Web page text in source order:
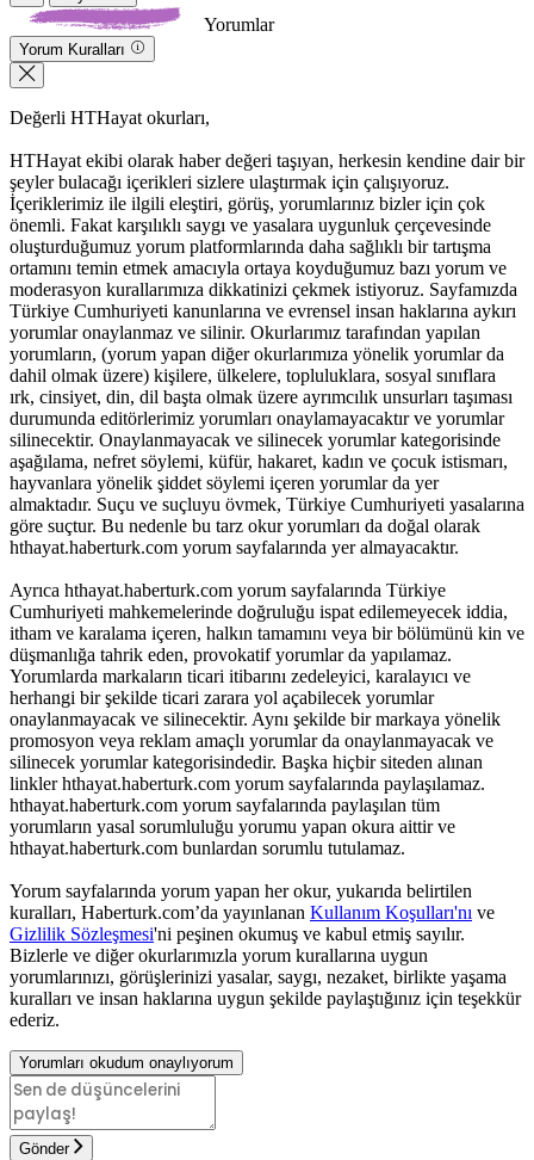
Yorumlar
Yorum Kuralları
Değerli HTHayat okurları,
HTHayat ekibi olarak haber değeri taşıyan, herkesin kendine dair bir
şeyler bulacağı içerikleri sizlere ulaştırmak için çalışıyoruz.
İçeriklerimiz ile ilgili eleştiri, görüş, yorumlarınız bizler için çok
önemli. Fakat karşılıklı saygı ve yasalara uygunluk çerçevesinde
oluşturduğumuz yorum platformlarında daha sağlıklı bir tartışma
ortamını temin etmek amacıyla ortaya koyduğumuz bazı yorum ve
moderasyon kurallarımıza dikkatinizi çekmek istiyoruz. Sayfamızda
Türkiye Cumhuriyeti kanunlarına ve evrensel insan haklarına aykırı
yorumlar onaylanmaz ve silinir. Okurlarımız tarafından yapılan
yorumların, (yorum yapan diğer okurlarımıza yönelik yorumlar da
dahil olmak üzere) kişilere, ülkelere, topluluklara, sosyal sınıflara
ırk, cinsiyet, din, dil başta olmak üzere ayrımcılık unsurları taşıması
durumunda editörlerimiz yorumları onaylamayacaktır ve yorumlar
silinecektir. Onaylanmayacak ve silinecek yorumlar kategorisinde
aşağılama, nefret söylemi, küfür, hakaret, kadın ve çocuk istismarı,
hayvanlara yönelik şiddet söylemi içeren yorumlar da yer
almaktadır. Suçu ve suçluyu övmek, Türkiye Cumhuriyeti yasalarına
göre suçtur. Bu nedenle bu tarz okur yorumları da doğal olarak
hthayat.haberturk.com yorum sayfalarında yer almayacaktır.
Ayrıca hthayat.haberturk.com yorum sayfalarında Türkiye
Cumhuriyeti mahkemelerinde doğruluğu ispat edilemeyecek iddia,
itham ve karalama içeren, halkın tamamını veya bir bölümünü kin ve
düşmanlığa tahrik eden, provokatif yorumlar da yapılamaz.
Yorumlarda markaların ticari itibarını zedeleyici, karalayıcı ve
herhangi bir şekilde ticari zarara yol açabilecek yorumlar
onaylanmayacak ve silinecektir. Aynı şekilde bir markaya yönelik
promosyon veya reklam amaçlı yorumlar da onaylanmayacak ve
silinecek yorumlar kategorisindedir. Başka hiçbir siteden alınan
linkler hthayat.haberturk.com yorum sayfalarında paylaşılamaz.
hthayat.haberturk.com yorum sayfalarında paylaşılan tüm
yorumların yasal sorumluluğu yorumu yapan okura aittir ve
hthayat.haberturk.com bunlardan sorumlu tutulamaz.
Yorum sayfalarında yorum yapan her okur, yukarıda belirtilen
kuralları, Haberturk.com’da yayınlanan Kullanım Koşulları'nı ve
Gizlilik Sözleşmesi'ni peşinen okumuş ve kabul etmiş sayılır.
Bizlerle ve diğer okurlarımızla yorum kurallarına uygun
yorumlarınızı, görüşlerinizi yasalar, saygı, nezaket, birlikte yaşama
kuralları ve insan haklarına uygun şekilde paylaştığınız için teşekkür
ederiz.
Yorumları okudum onaylıyorum
Gönder